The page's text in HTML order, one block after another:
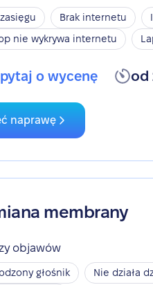
Brak internetu
nie wykrywa internetu
o wycenę od
naprawę
membrany
objawów
głośnik Nie działa